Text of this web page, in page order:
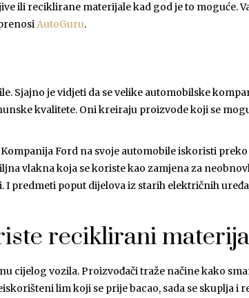
ili reciklirane materijale kad god je to moguće.
AutoGuru.
Sjajno je vidjeti da se velike automobilske
kvalitete. Oni kreiraju proizvode koji se
Ford na svoje automobile iskoristi preko
vlakna koja se koriste kao zamjena za
predmeti poput dijelova iz starih električnih
reciklirani
cijelog vozila. Proizvođači traže načine kako
lim koji se prije bacao, sada se skuplja i